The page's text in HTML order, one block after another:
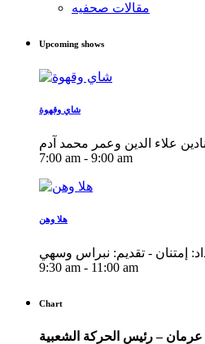
مقالات صحفيه
Upcoming shows
شاي وقهوة
نادين علاء الدين وعمر محمد آدم
7:00 am - 9:00 am
هلا وهن
إمتنان - تقديم: نبراس وسهي
9:30 am - 11:00 am
Chart
عرمان – رئيس الحركة الشعبية